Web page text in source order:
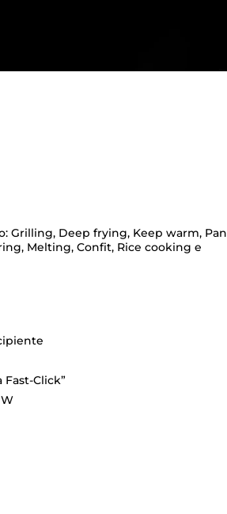
Grilling, Deep frying, Keep warm, Pan
Melting, Confit, Rice cooking e
Fast-Click”